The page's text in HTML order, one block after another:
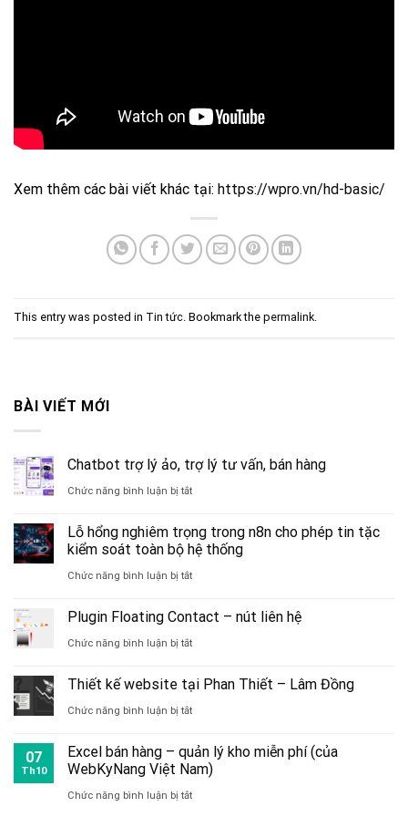
Xem thêm các bài viết khác tại: https://wpro.vn/hd-basic/
This entry was posted in Tin tức. Bookmark the permalink.
BÀI VIẾT MỚI
Chatbot trợ lý ảo, trợ lý tư vấn, bán hàng
Chức năng bình luận bị tắtở
trợ
trợ
lý
vấn,
hàng
Lỗ hổng nghiêm trọng trong n8n cho phép tin tặc
kiểm soát toàn bộ hệ thống
Chức năng bình luận bị tắtở
hổng
trọng
cho
phép
Plugin Floating Contact – nút liên hệ
Chức năng bình luận bị tắtở
Floating
nút
liên
Thiết kế website tại Phan Thiết – Lâm Đồng
Chức năng bình luận bị tắtở
kế
07
Th10
Excel bán hàng – quản lý kho miễn phí (của
WebKyNang Việt Nam)
Chức năng bình luận bị tắtở